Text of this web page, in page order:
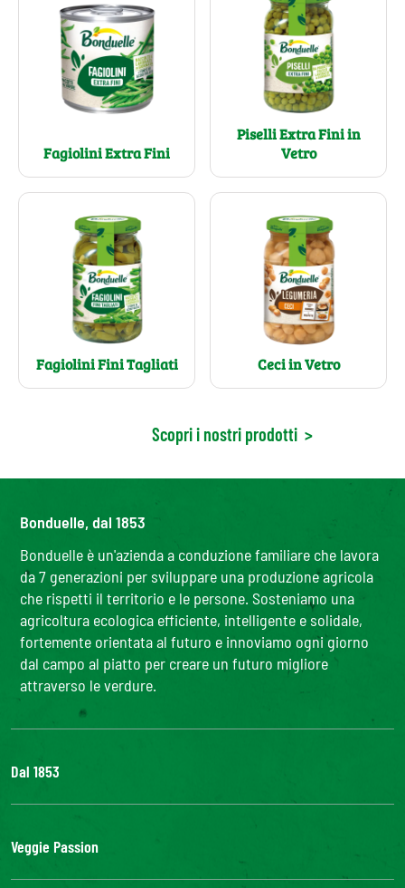
Fagiolini Extra Fini
Piselli Extra Fini in
Vetro
Fagiolini Fini Tagliati Ceci in Vetro
Scopri i nostri prodotti >
Bonduelle, dal 1853
Bonduelle è un'azienda a conduzione familiare che lavora
da 7 generazioni per sviluppare una produzione agricola
che rispetti il territorio e le persone. Sosteniamo una
agricoltura ecologica efficiente, intelligente e solidale,
fortemente orientata al futuro e innoviamo ogni giorno
dal campo al piatto per creare un futuro migliore
attraverso le verdure.
Dal 1853
Il Gruppo
La nostra filiera
Lavora con noi
Veggie Passion
l'ABC delle verdure